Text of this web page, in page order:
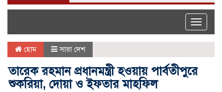
Toggle
হোম সারা দেশ
তারেক রহমান প্রধানমন্ত্রী হওয়ায় পার্বতীপুরে
শুকরিয়া, দোয়া ও ইফতার মাহফিল